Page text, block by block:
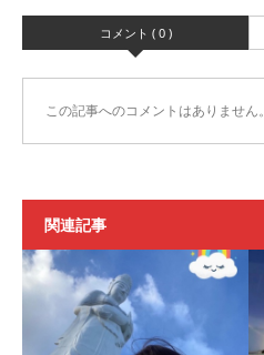
コメント ( 0 )
この記事へのコメントはありません。
関連記事